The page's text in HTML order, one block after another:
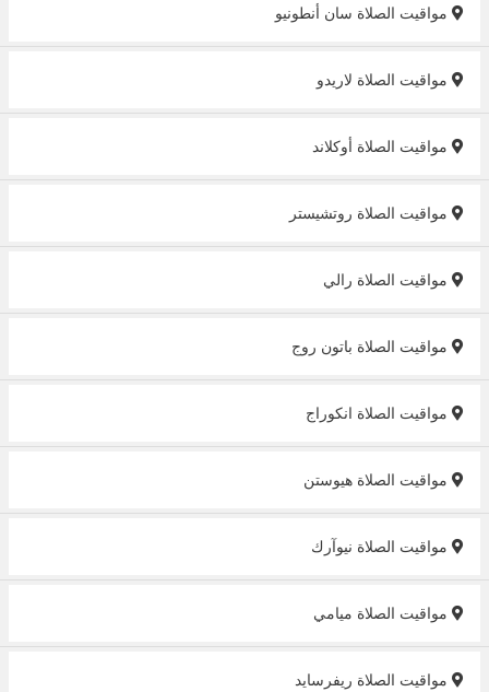
مواقيت الصلاة سان أنطونيو
مواقيت الصلاة لاريدو
مواقيت الصلاة أوكلاند
مواقيت الصلاة روتشيستر
مواقيت الصلاة رالي
مواقيت الصلاة باتون روج
مواقيت الصلاة انكوراج
مواقيت الصلاة هيوستن
مواقيت الصلاة نيوآرك
مواقيت الصلاة ميامي
مواقيت الصلاة ريفرسايد